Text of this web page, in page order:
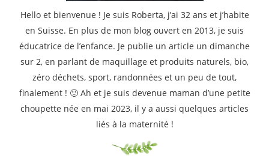
Hello et bienvenue ! Je suis Roberta, j’ai 32 ans et j’habite
en Suisse. En plus de mon blog ouvert en 2013, je suis
éducatrice de l’enfance. Je publie un article un dimanche
sur 2, en parlant de maquillage et produits naturels, bio,
zéro déchets, sport, randonnées et un peu de tout,
finalement ! 🙂 Ah et je suis devenue maman d’une petite
choupette née en mai 2023, il y a aussi quelques articles
liés à la maternité !